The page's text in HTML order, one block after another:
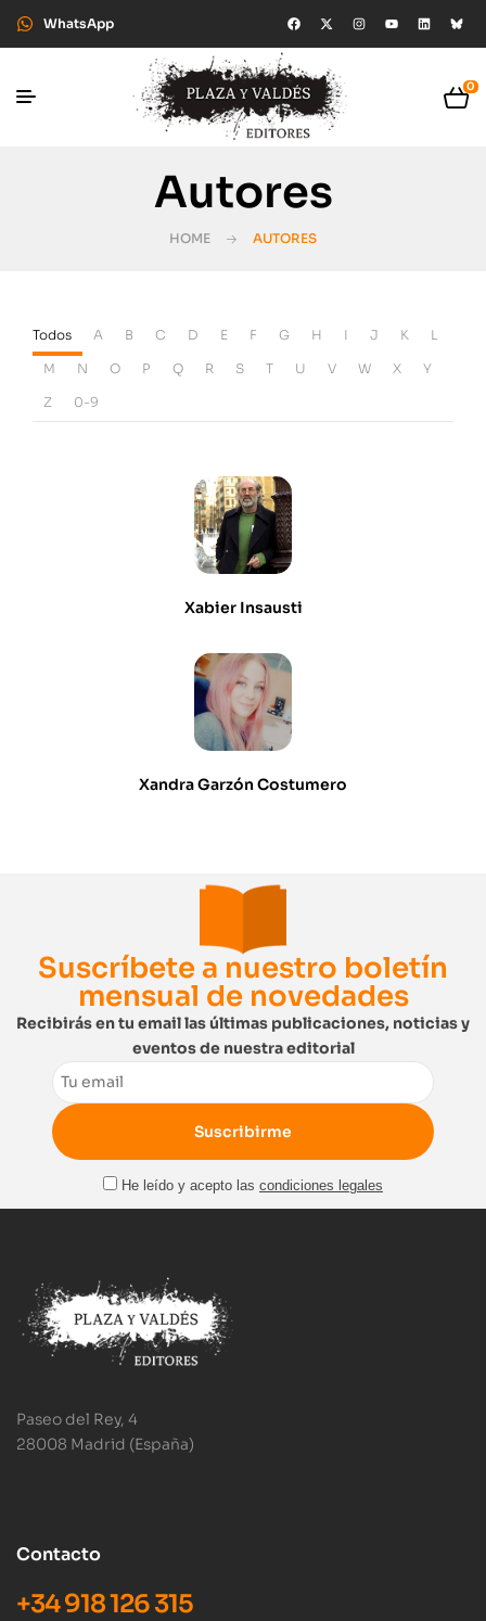
WhatsApp
0
Autores
HOME AUTORES
Todos A B C D E F G H I J K L
M N O P Q R S T U V W X Y
Z 0-9
Xabier Insausti
Xandra Garzón Costumero
Suscríbete a nuestro boletín
mensual de novedades
Recibirás en tu email las últimas publicaciones, noticias y
eventos de nuestra editorial
Email
He leído y acepto las condiciones legales
Paseo del Rey, 4
28008 Madrid (España)
Contacto
+34 918 126 315